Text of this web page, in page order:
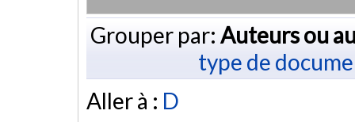
Grouper par: Auteurs ou
type de
Aller à : D